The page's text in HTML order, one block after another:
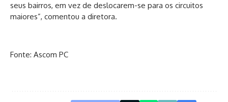
seus bairros, em vez de deslocarem-se para os circuitos
maiores”, comentou a diretora.
Fonte: Ascom PC